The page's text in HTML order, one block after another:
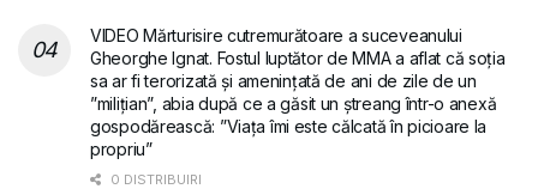
VIDEO Mărturisire cutremurătoare a suceveanului
Gheorghe Ignat. Fostul luptător de MMA a aflat că soția
sa ar fi terorizată și amenințată de ani de zile de un
”milițian”, abia după ce a găsit un ștreang într-o anexă
gospodărească: ”Viața îmi este călcată în picioare la
propriu”
0 DISTRIBUIRI